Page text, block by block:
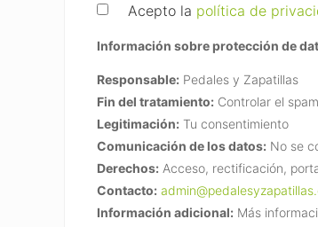
Acepto la política de
Información sobre protección de
Responsable: Pedales y Zapatillas
Fin del tratamiento: Controlar el
Legitimación: Tu consentimiento
Comunicación de los datos: No se
Derechos: Acceso, rectificación,
Contacto:
Información adicional: Más